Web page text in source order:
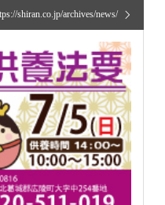
shiran.co.jp/archives/news/